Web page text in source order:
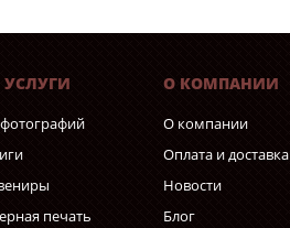
печать
О КОМПАНИИ
О компании
Оплата и доставка
Новости
Блог